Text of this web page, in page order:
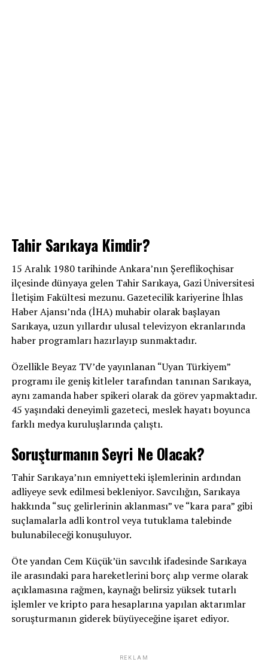
Tahir Sarıkaya Kimdir?
15 Aralık 1980 tarihinde Ankara’nın Şereflikoçhisar
ilçesinde dünyaya gelen Tahir Sarıkaya, Gazi Üniversitesi
İletişim Fakültesi mezunu. Gazetecilik kariyerine İhlas
Haber Ajansı’nda (İHA) muhabir olarak başlayan
Sarıkaya, uzun yıllardır ulusal televizyon ekranlarında
haber programları hazırlayıp sunmaktadır.
Özellikle Beyaz TV’de yayınlanan “Uyan Türkiyem”
programı ile geniş kitleler tarafından tanınan Sarıkaya,
aynı zamanda haber spikeri olarak da görev yapmaktadır.
45 yaşındaki deneyimli gazeteci, meslek hayatı boyunca
farklı medya kuruluşlarında çalıştı.
Soruşturmanın Seyri Ne Olacak?
Tahir Sarıkaya’nın emniyetteki işlemlerinin ardından
adliyeye sevk edilmesi bekleniyor. Savcılığın, Sarıkaya
hakkında “suç gelirlerinin aklanması” ve “kara para” gibi
suçlamalarla adli kontrol veya tutuklama talebinde
bulunabileceği konuşuluyor.
Öte yandan Cem Küçük’ün savcılık ifadesinde Sarıkaya
ile arasındaki para hareketlerini borç alıp verme olarak
açıklamasına rağmen, kaynağı belirsiz yüksek tutarlı
işlemler ve kripto para hesaplarına yapılan aktarımlar
soruşturmanın giderek büyüyeceğine işaret ediyor.
REKLAM